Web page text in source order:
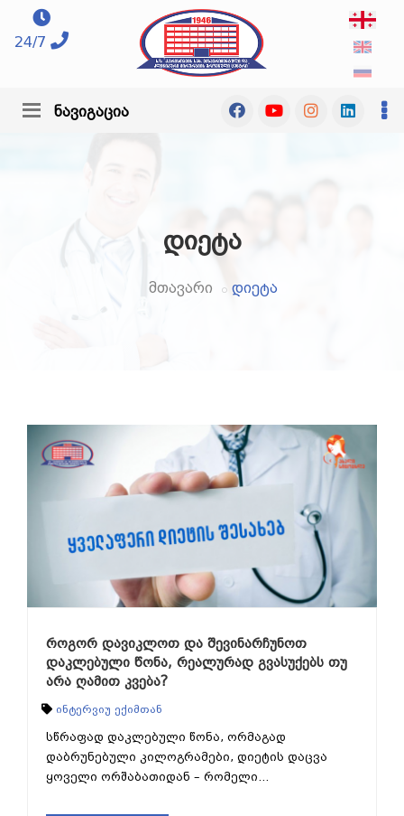
24/7
ნავიგაცია
დიეტა
მთავარი დიეტა
როგორ დავიკლოთ და შევინარჩუნოთ
დაკლებული წონა, რეალურად გვასუქებს თუ
არა ღამით კვება?
ინტერვიუ ექიმთან
სწრაფად დაკლებული წონა, ორმაგად
დაბრუნებული კილოგრამები, დიეტის დაცვა
ყოველი ორშაბათიდან – რომელი...